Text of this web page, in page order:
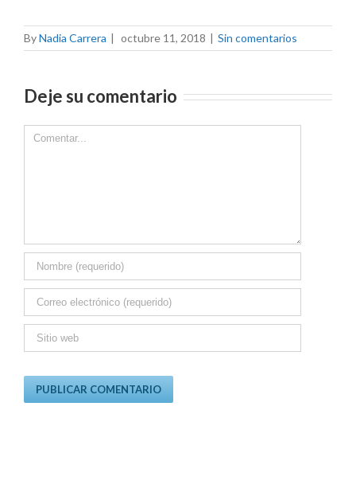
ByNadia Carrera | octubre 11, 2018 | Sin comentarios
Deje su comentario
Comment